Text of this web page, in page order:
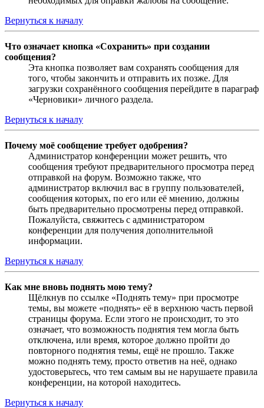
Вернуться к началу
Что означает кнопка «Сохранить» при создании
сообщения?
Эта кнопка позволяет вам сохранять сообщения для
того, чтобы закончить и отправить их позже. Для
загрузки сохранённого сообщения перейдите в параграф
«Черновики» личного раздела.
Вернуться к началу
Почему моё сообщение требует одобрения?
Администратор конференции может решить, что
сообщения требуют предварительного просмотра перед
отправкой на форум. Возможно также, что
администратор включил вас в группу пользователей,
сообщения которых, по его или её мнению, должны
быть предварительно просмотрены перед отправкой.
Пожалуйста, свяжитесь с администратором
конференции для получения дополнительной
информации.
Вернуться к началу
Как мне вновь поднять мою тему?
Щёлкнув по ссылке «Поднять тему» при просмотре
темы, вы можете «поднять» её в верхнюю часть первой
страницы форума. Если этого не происходит, то это
означает, что возможность поднятия тем могла быть
отключена, или время, которое должно пройти до
повторного поднятия темы, ещё не прошло. Также
можно поднять тему, просто ответив на неё, однако
удостоверьтесь, что тем самым вы не нарушаете правила
конференции, на которой находитесь.
Вернуться к началу